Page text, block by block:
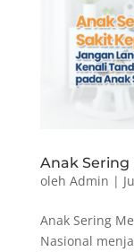
Anak Sering
oleh Admin |
Anak Sering
Nasional